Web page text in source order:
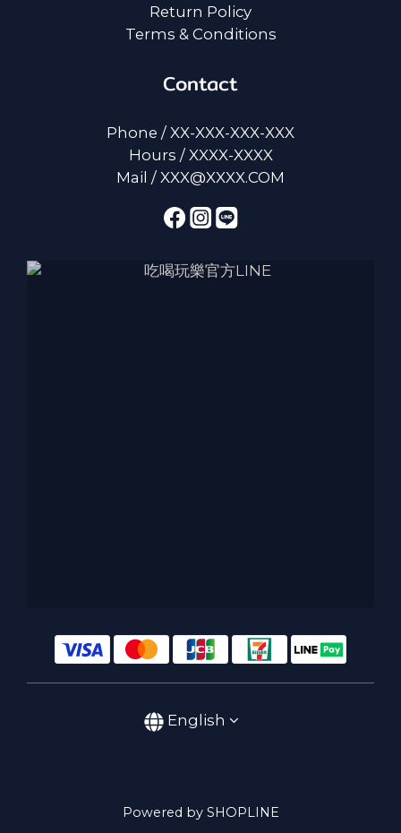
Return Policy
Terms & Conditions
Contact
Phone / XX-XXX-XXX-XXX
Hours / XXXX-XXXX
Mail / XXX@XXXX.COM
English
Powered by SHOPLINE